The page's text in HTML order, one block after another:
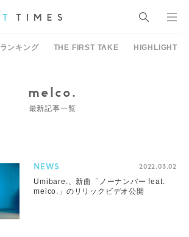
ランキング THE FIRST TAKE HIGHLIGHT
melco.
最新記事一覧
NEWS 2022.03.02
Umibare.、新曲「ノーナンバー feat.
melco.」のリリックビデオ公開